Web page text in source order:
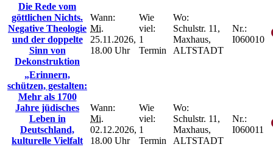
Die Rede vom
göttlichen Nichts.
Negative Theologie
und der doppelte
Sinn von
Dekonstruktion
Wann:
Mi.
25.11.2026,
18.00 Uhr
Wie
viel:
1
Termin
Wo:
Schulstr. 11,
Maxhaus,
ALTSTADT
Nr.:
I060010
„Erinnern,
schützen, gestalten:
Mehr als 1700
Jahre jüdisches
Leben in
Deutschland,
kulturelle Vielfalt
Wann:
Mi.
02.12.2026,
18.00 Uhr
Wie
viel:
1
Termin
Wo:
Schulstr. 11,
Maxhaus,
ALTSTADT
Nr.:
I060011